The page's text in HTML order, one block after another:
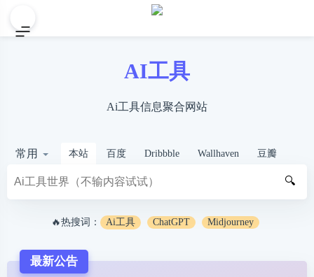
AI工具
Ai工具信息聚合网站
常用 本站 百度 Dribbble Wallhaven 豆瓣
🔍
🔥热搜词： Ai工具 ChatGPT Midjourney
最新公告